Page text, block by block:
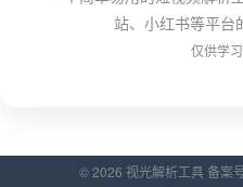
站、小红书等平台
仅供学
© 2026 视光解析工具 备案号